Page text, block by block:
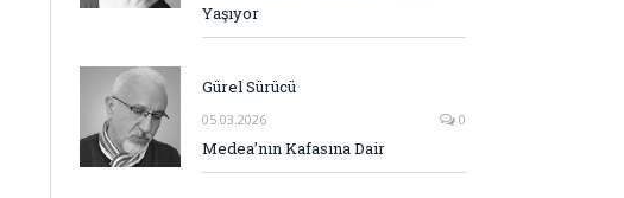
Yaşıyor
Gürel Sürücü
05.03.2026 0
Medea’nın Kafasına Dair